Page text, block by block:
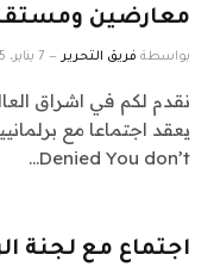
معارضين
بواسطة فريق التحرير 7 يناير، 2025
Denied You don’t…
اجتماع مع لجنة